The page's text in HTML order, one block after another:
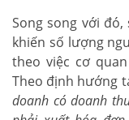
Song song với
khiến số lượng
theo việc cơ
Theo định hướng
doanh có doanh